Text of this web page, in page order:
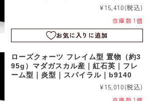
¥15,410(税込)
在庫数 1個
お気に入りに追加
ローズクォーツ フレイム型 置物（約3
95g）マダガスカル産｜紅石英｜フレ
ーム型｜炎型｜スパイラル｜b9140
¥15,010(税込)